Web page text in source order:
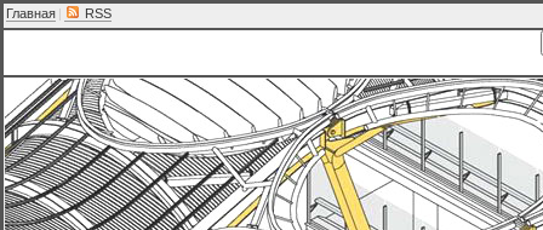
Главная | RSS